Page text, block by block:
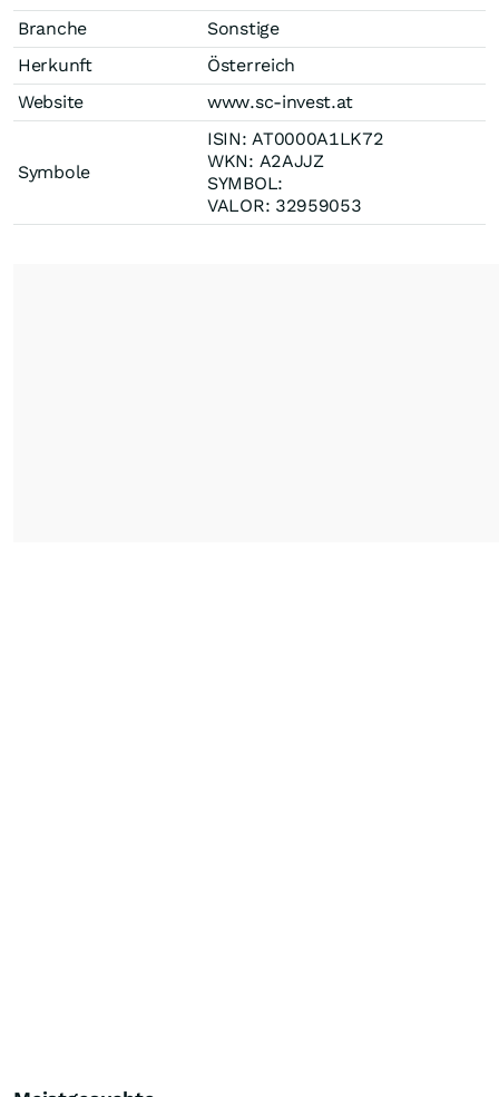
Branche
Sonstige
Herkunft
Österreich
Website
www.sc-invest.at
Symbole
ISIN: AT0000A1LK72
WKN: A2AJJZ
SYMBOL:
VALOR: 32959053